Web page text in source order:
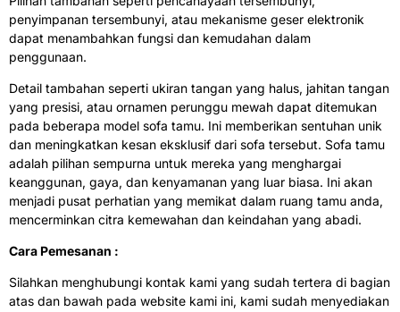
penyimpanan tersembunyi, atau mekanisme geser elektronik
dapat menambahkan fungsi dan kemudahan dalam
penggunaan.
Detail tambahan seperti ukiran tangan yang halus, jahitan tangan
yang presisi, atau ornamen perunggu mewah dapat ditemukan
pada beberapa model sofa tamu. Ini memberikan sentuhan unik
dan meningkatkan kesan eksklusif dari sofa tersebut. Sofa tamu
adalah pilihan sempurna untuk mereka yang menghargai
keanggunan, gaya, dan kenyamanan yang luar biasa. Ini akan
menjadi pusat perhatian yang memikat dalam ruang tamu anda,
mencerminkan citra kemewahan dan keindahan yang abadi.
Cara Pemesanan :
Silahkan menghubungi kontak kami yang sudah tertera di bagian
atas dan bawah pada website kami ini, kami sudah menyediakan